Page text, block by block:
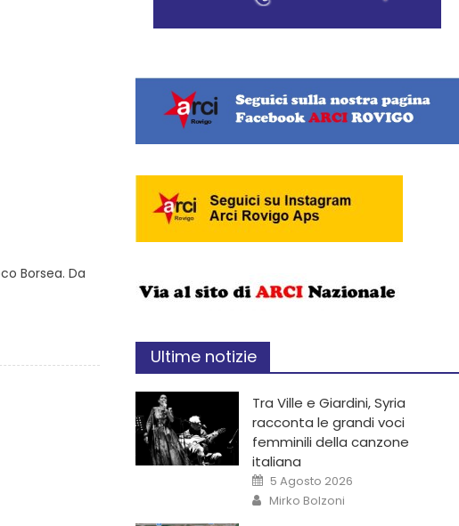
Borsea. Da
Ultime notizie
Tra Ville e Giardini, Syria
racconta le grandi voci
femminili della canzone
italiana
5 Agosto 2026
Mirko Bolzoni